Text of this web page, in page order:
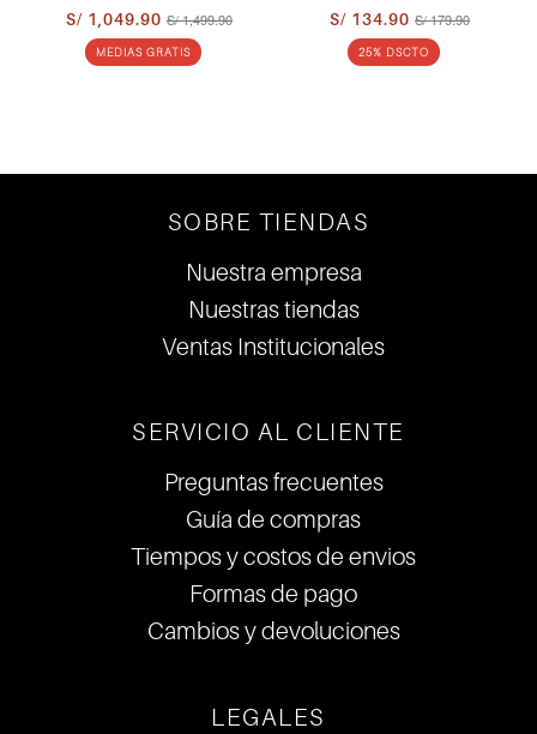
S/ 1,049.90 S/ 1,499.90
MEDIAS GRATIS
S/ 134.90 S/ 179.90
25% DSCTO
SOBRE TIENDAS
Nuestra empresa
Nuestras tiendas
Ventas Institucionales
SERVICIO AL CLIENTE
Preguntas frecuentes
Guía de compras
Tiempos y costos de envios
Formas de pago
Cambios y devoluciones
LEGALES